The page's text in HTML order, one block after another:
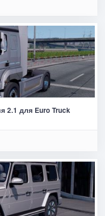
2.1 для Euro Truck